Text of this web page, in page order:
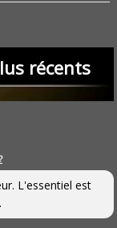
récents
L'essentiel est